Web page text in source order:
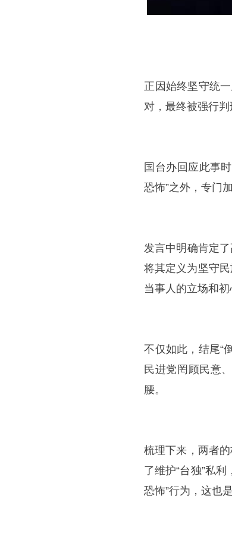
正因始终坚守统
对，最终被强行判
国台办回应此事
恐怖”之外，专门
发言中明确肯定
将其定义为坚守
当事人的立场和初
不仅如此，结尾“
民进党罔顾民意
腰。
梳理下来，两者
了维护“台独”私
恐怖”行为，这也